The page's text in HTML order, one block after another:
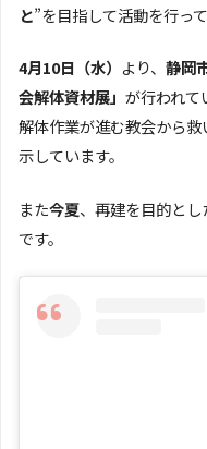
と”を目指して活動を行って
4月10日（水） より、 静岡
会解体資材展」 が行われて
解体作業が進む教会から
示しています。
また今夏、再建を目的とし
です。